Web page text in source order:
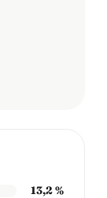
13,2 %